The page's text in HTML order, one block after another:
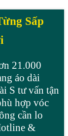
Sấp
21.000
áo dài
S tư vấn tận
hợp vóc
cần lo
&